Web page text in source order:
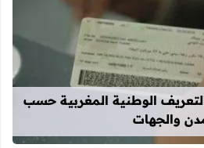
قراءة المزيد عن أحرف و أرقام
الوطنية المغربية حسب
والجهات